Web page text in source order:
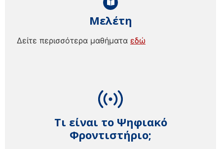
Τι είναι το Ψηφιακό
Φροντιστήριο;
Μελέτη
Δείτε περισσότερα μαθήματα εδώ